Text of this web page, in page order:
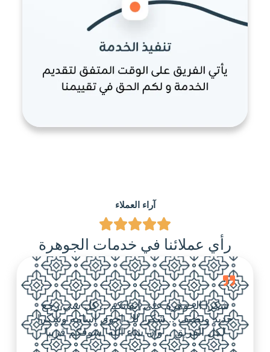
آراء العملاء
رأي عملائنا في خدمات الجوهرة
شكرا الجوهرة على اتقانكم .. كل شي رجع
جديد ونظيف .. شكرا لك اخوي اسامه وشكرا
لكل الفريق .. وان شاء الله اشوفكم قريبا